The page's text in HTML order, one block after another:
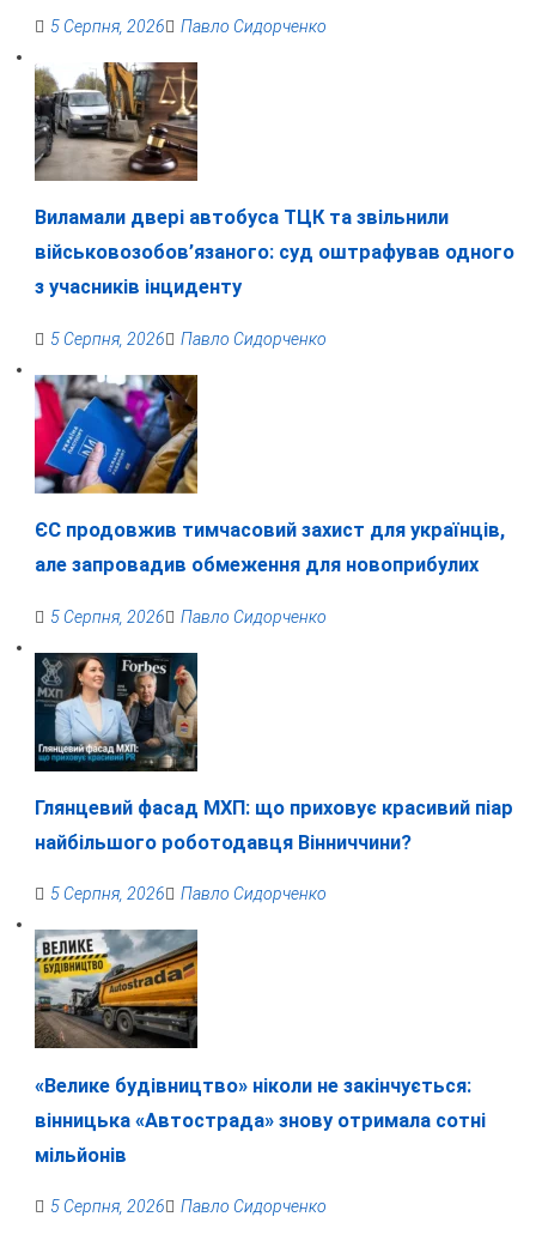
5 Серпня, 2026 Павло Сидорченко
Виламали двері автобуса ТЦК та звільнили
військовозобов’язаного: суд оштрафував одного
з учасників інциденту
5 Серпня, 2026 Павло Сидорченко
ЄС продовжив тимчасовий захист для українців,
але запровадив обмеження для новоприбулих
5 Серпня, 2026 Павло Сидорченко
Глянцевий фасад МХП: що приховує красивий піар
найбільшого роботодавця Вінниччини?
5 Серпня, 2026 Павло Сидорченко
«Велике будівництво» ніколи не закінчується:
вінницька «Автострада» знову отримала сотні
мільйонів
5 Серпня, 2026 Павло Сидорченко